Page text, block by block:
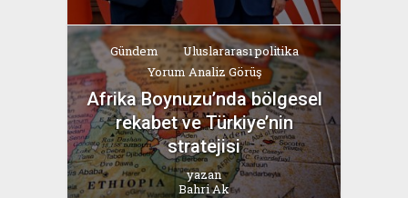
Gündem
Uluslararası politika
Yorum Analiz Görüş
Afrika Boynuzu’nda bölgesel
rekabet ve Türkiye’nin
stratejisi
yazan
Bahri Ak